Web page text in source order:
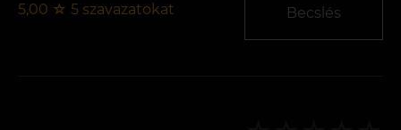
5,00 ☆ 5 szavazatokat Becslés